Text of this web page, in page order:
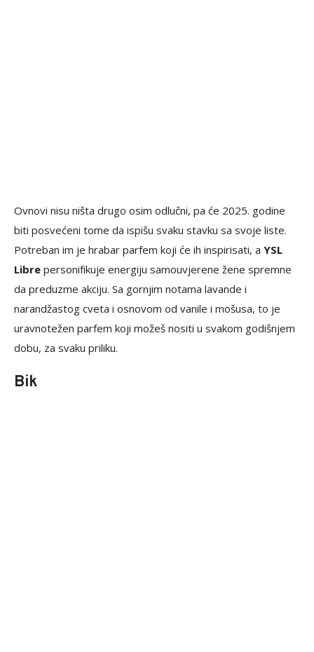
Ovnovi nisu ništa drugo osim odlučni, pa će 2025. godine
biti posvećeni tome da ispišu svaku stavku sa svoje liste.
Potreban im je hrabar parfem koji će ih inspirisati, a YSL
Libre personifikuje energiju samouvjerene žene spremne
da preduzme akciju. Sa gornjim notama lavande i
narandžastog cveta i osnovom od vanile i mošusa, to je
uravnotežen parfem koji možeš nositi u svakom godišnjem
dobu, za svaku priliku.
Bik